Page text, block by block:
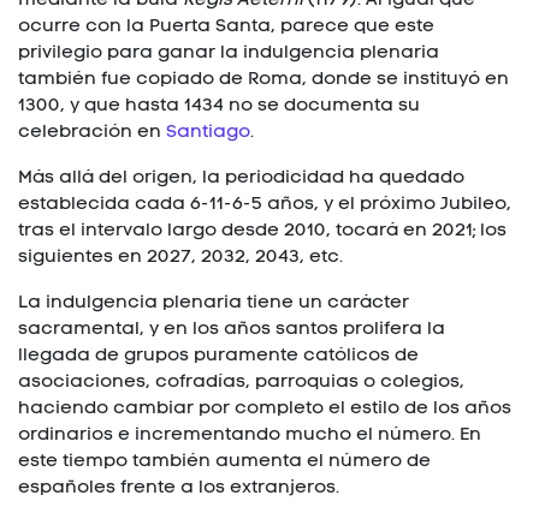
ocurre con la Puerta Santa, parece que este
privilegio para ganar la indulgencia plenaria
también fue copiado de Roma, donde se instituyó en
1300, y que hasta 1434 no se documenta su
celebración en Santiago.
Más allá del origen, la periodicidad ha quedado
establecida cada 6-11-6-5 años, y el próximo Jubileo,
tras el intervalo largo desde 2010, tocará en 2021; los
siguientes en 2027, 2032, 2043, etc.
La indulgencia plenaria tiene un carácter
sacramental, y en los años santos prolifera la
llegada de grupos puramente católicos de
asociaciones, cofradías, parroquias o colegios,
haciendo cambiar por completo el estilo de los años
ordinarios e incrementando mucho el número. En
este tiempo también aumenta el número de
españoles frente a los extranjeros.